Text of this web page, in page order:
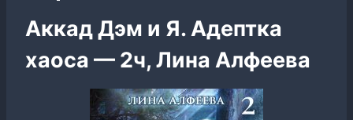
Аккад Дэм и Я. Адептка
хаоса — 2ч, Лина Алфеева